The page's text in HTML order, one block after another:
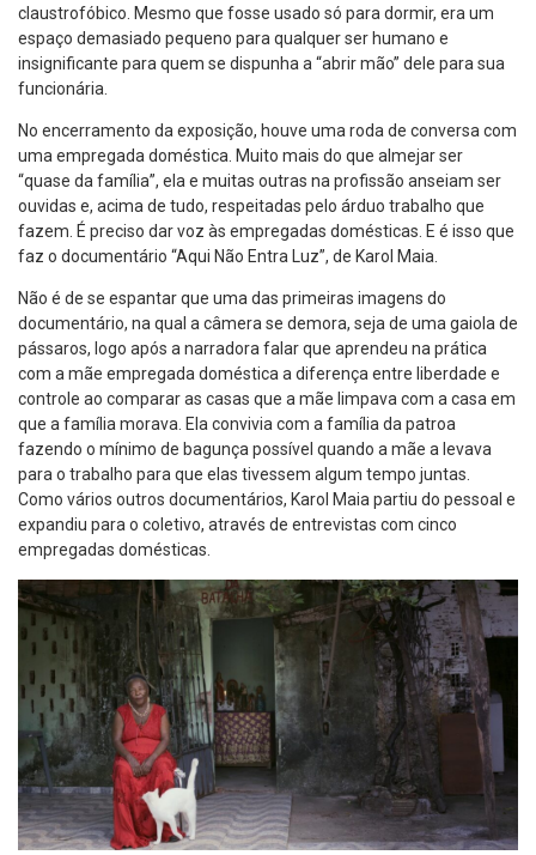
claustrofóbico. Mesmo que fosse usado só para dormir, era um
espaço demasiado pequeno para qualquer ser humano e
insignificante para quem se dispunha a “abrir mão” dele para sua
funcionária.
No encerramento da exposição, houve uma roda de conversa com
uma empregada doméstica. Muito mais do que almejar ser
“quase da família”, ela e muitas outras na profissão anseiam ser
ouvidas e, acima de tudo, respeitadas pelo árduo trabalho que
fazem. É preciso dar voz às empregadas domésticas. E é isso que
faz o documentário “Aqui Não Entra Luz”, de Karol Maia.
Não é de se espantar que uma das primeiras imagens do
documentário, na qual a câmera se demora, seja de uma gaiola de
pássaros, logo após a narradora falar que aprendeu na prática
com a mãe empregada doméstica a diferença entre liberdade e
controle ao comparar as casas que a mãe limpava com a casa em
que a família morava. Ela convivia com a família da patroa
fazendo o mínimo de bagunça possível quando a mãe a levava
para o trabalho para que elas tivessem algum tempo juntas.
Como vários outros documentários, Karol Maia partiu do pessoal e
expandiu para o coletivo, através de entrevistas com cinco
empregadas domésticas.